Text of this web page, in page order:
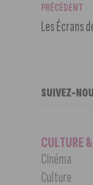
PRÉCÉDENT
Les Écrans
SUIVEZ-
CULTURE
Cinéma
Culture